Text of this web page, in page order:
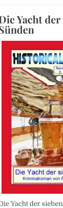
Yacht
Yacht der